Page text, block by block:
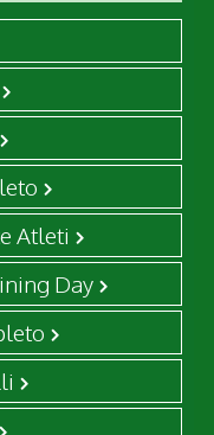
Atleti
Day